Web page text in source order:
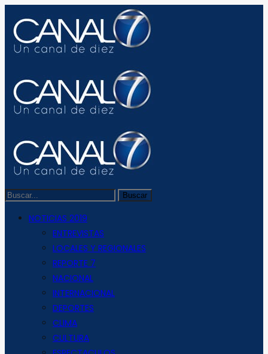
NOTICIAS 2019
ENTREVISTAS
LOCALES Y REGIONALES
REPORTE 7
NACIONAL
INTERNACIONAL
DEPORTES
CLIMA
CULTURA